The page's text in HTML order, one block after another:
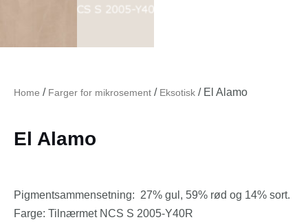
Home / Farger for mikrosement / Eksotisk / El Alamo
El Alamo
Pigmentsammensetning: 27% gul , 59% rød og 14% sort.
Farge: Tilnærmet NCS S 2005-Y40R